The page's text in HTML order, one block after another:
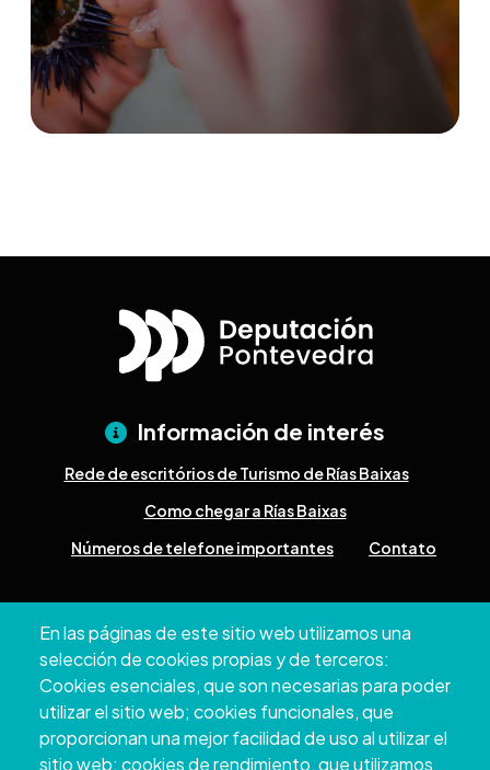
En las páginas de este sitio web utilizamos una
selección de cookies propias y de terceros:
Cookies esenciales, que son necesarias para poder
utilizar el sitio web; cookies funcionales, que
proporcionan una mejor facilidad de uso al utilizar el
sitio web; cookies de rendimiento, que utilizamos
Información de interés
Rede de escritórios de Turismo de Rías Baixas
Como chegar a Rías Baixas
Números de telefone importantes
Contato
Pontevedra
+34 986 804 100 | +34 986 804 124